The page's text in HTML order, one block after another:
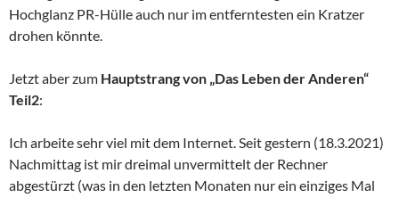
Hochglanz PR-Hülle auch nur im entferntesten ein Kratzer
drohen könnte.
Jetzt aber zum Hauptstrang von „Das Leben der Anderen“
Teil2:
Ich arbeite sehr viel mit dem Internet. Seit gestern (18.3.2021)
Nachmittag ist mir dreimal unvermittelt der Rechner
abgestürzt (was in den letzten Monaten nur ein einziges Mal